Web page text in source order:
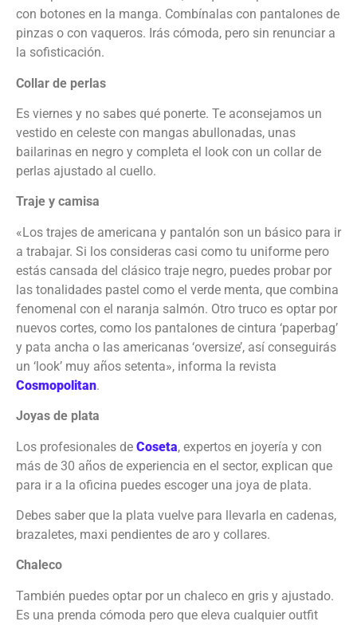
con botones en la manga. Combínalas con pantalones de
pinzas o con vaqueros. Irás cómoda, pero sin renunciar a
la sofisticación.
Collar de perlas
Es viernes y no sabes qué ponerte. Te aconsejamos un
vestido en celeste con mangas abullonadas, unas
bailarinas en negro y completa el look con un collar de
perlas ajustado al cuello.
Traje y camisa
«Los trajes de americana y pantalón son un básico para ir
a trabajar. Si los consideras casi como tu uniforme pero
estás cansada del clásico traje negro, puedes probar por
las tonalidades pastel como el verde menta, que combina
fenomenal con el naranja salmón. Otro truco es optar por
nuevos cortes, como los pantalones de cintura ‘paperbag’
y pata ancha o las americanas ‘oversize’, así conseguirás
un ‘look’ muy años setenta», informa la revista
Cosmopolitan.
Joyas de plata
Los profesionales de Coseta, expertos en joyería y con
más de 30 años de experiencia en el sector, explican que
para ir a la oficina puedes escoger una joya de plata.
Debes saber que la plata vuelve para llevarla en cadenas,
brazaletes, maxi pendientes de aro y collares.
Chaleco
También puedes optar por un chaleco en gris y ajustado.
Es una prenda cómoda pero que eleva cualquier outfit